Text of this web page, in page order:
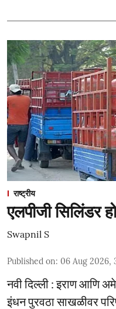
राष्ट्रीय
एलपीजी सिलिंडर
Swapnil S
Published on: 06 Aug 2026,
नवी दिल्ली : इराण आणि
इंधन पुरवठा साखळीवर